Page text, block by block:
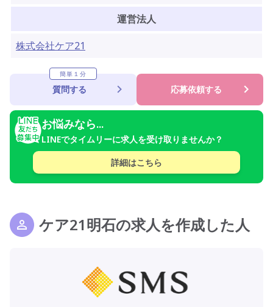
運営法人
株式会社ケア21
簡単１分
質問する 応募依頼する
お悩みなら...
LINEでタイムリーに求人を受け取りませんか？
詳細はこちら
ケア21明石の求人を作成した人